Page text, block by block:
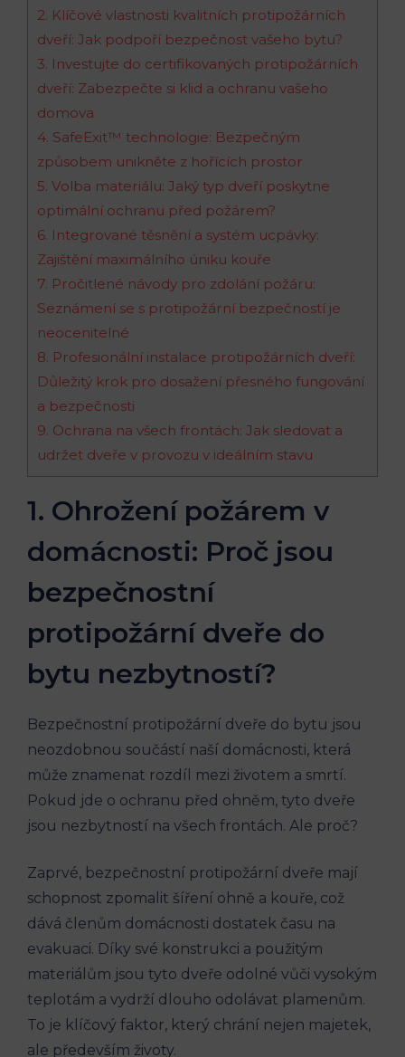
2. Klíčové vlastnosti kvalitních protipožárních
dveří: Jak podpoří bezpečnost vašeho bytu?
3. Investujte do certifikovaných protipožárních
dveří: Zabezpečte si klid a ochranu vašeho
domova
4. SafeExit™ technologie: Bezpečným
způsobem unikněte z hořících prostor
5. Volba materiálu: Jaký typ dveří poskytne
optimální ochranu před požárem?
6. Integrované těsnění a systém ucpávky:
Zajištění maximálního úniku kouře
7. Pročitlené návody pro zdolání požáru:
Seznámení se s protipožární bezpečností je
neocenitelné
8. Profesionální instalace protipožárních dveří:
Důležitý krok pro dosažení přesného fungování
a bezpečnosti
9. Ochrana na všech frontách: Jak sledovat a
udržet dveře v provozu v ideálním stavu
1. Ohrožení požárem v
domácnosti: Proč jsou
bezpečnostní
protipožární dveře do
bytu nezbytností?
Bezpečnostní protipožární dveře do bytu jsou
neozdobnou součástí naší domácnosti, která
může znamenat rozdíl mezi životem a smrtí.
Pokud jde o ochranu před ohněm, tyto dveře
jsou nezbytností na všech frontách. Ale proč?
Zaprvé, bezpečnostní protipožární dveře mají
schopnost zpomalit šíření ohně a kouře, což
dává členům domácnosti dostatek času na
evakuaci. Díky své konstrukci a použitým
materiálům jsou tyto dveře odolné vůči vysokým
teplotám a vydrží dlouho odolávat plamenům.
To je klíčový faktor, který chrání nejen majetek,
ale především životy.